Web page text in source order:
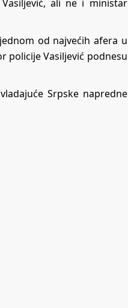
ali ne i ministar
od najvećih afera u
policije Vasiljević podnesu
Srpske napredne